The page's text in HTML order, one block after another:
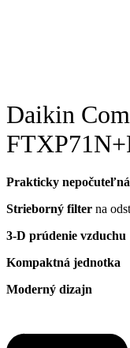
Daikin
Prakticky nepočuteľná
Strieborný filter na
3-D prúdenie vzduchu
Kompaktná jednotka
Moderný dizajn